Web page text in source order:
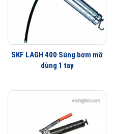
SKF LAGH 400 Súng bơm mỡ
dùng 1 tay